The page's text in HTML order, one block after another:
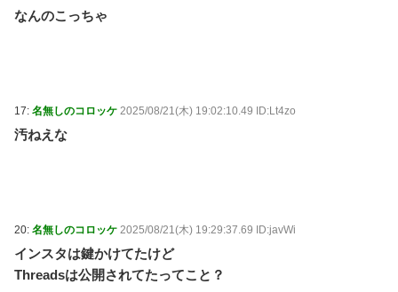
なんのこっちゃ
17: 名無しのコロッケ 2025/08/21(木) 19:02:10.49 ID:Lt4zo
汚ねえな
20: 名無しのコロッケ 2025/08/21(木) 19:29:37.69 ID:javWi
インスタは鍵かけてたけど
Threadsは公開されてたってこと？